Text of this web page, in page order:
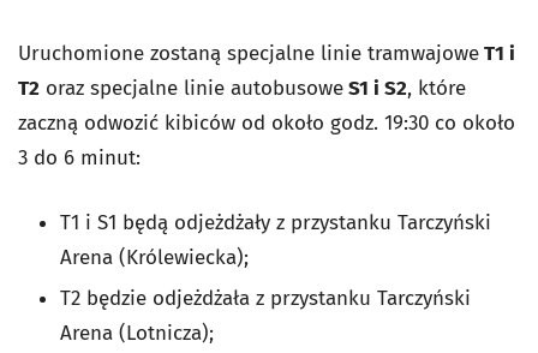
Uruchomione zostaną specjalne linie tramwajoweT1 i
T2 oraz specjalne linie autobusoweS1 i S2, które
zaczną odwozić kibiców od około godz. 19:30 co około
3 do 6 minut:
T1 i S1 będą odjeżdżały z przystanku Tarczyński
Arena (Królewiecka);
T2 będzie odjeżdżała z przystanku Tarczyński
Arena (Lotnicza);